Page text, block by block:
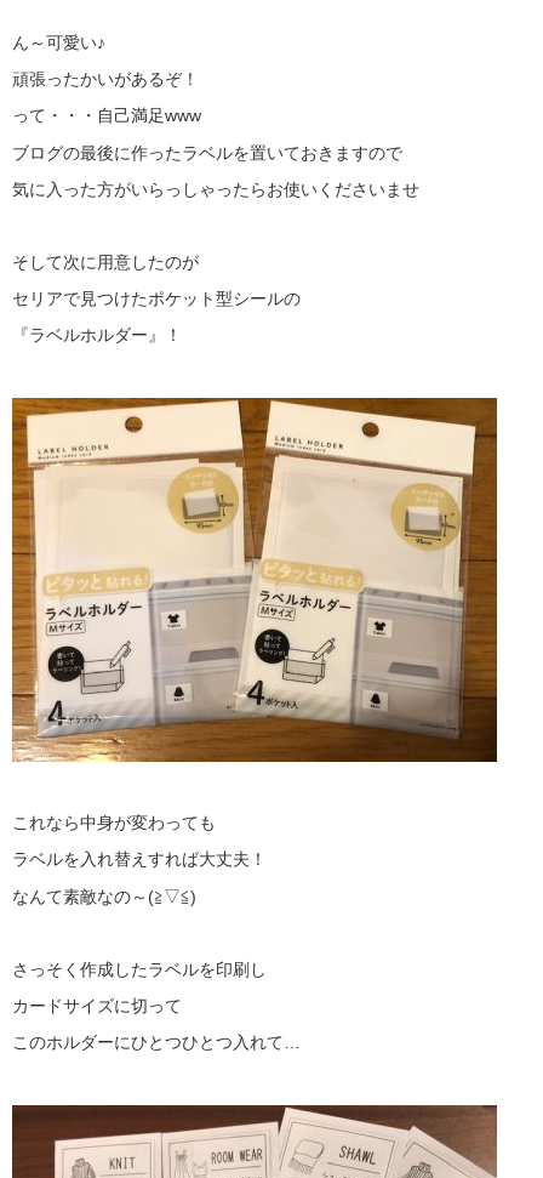
ん～可愛い♪
頑張ったかいがあるぞ！
って・・・自己満足www
ブログの最後に作ったラベルを置いておきますので
気に入った方がいらっしゃったらお使いくださいませ
そして次に用意したのが
セリアで見つけたポケット型シールの
『ラベルホルダー』！
これなら中身が変わっても
ラベルを入れ替えすれば大丈夫！
なんて素敵なの～(≧▽≦)
さっそく作成したラベルを印刷し
カードサイズに切って
このホルダーにひとつひとつ入れて…